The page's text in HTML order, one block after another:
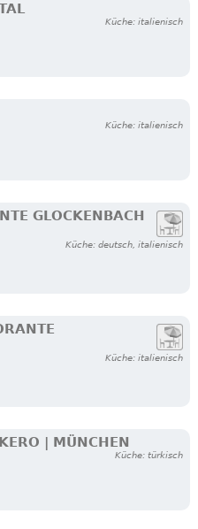
Küche: italienisch
Küche: italienisch
GLOCKENBACH
Küche: deutsch, italienisch
Küche: italienisch
| MÜNCHEN
Küche: türkisch